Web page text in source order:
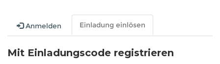
Anmelden Einladung einlösen
Mit Einladungscode registrieren